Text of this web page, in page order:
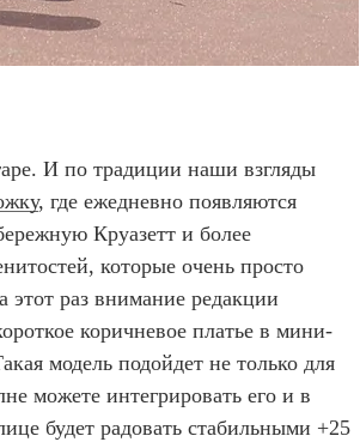
И по традиции наши взгляды
, где ежедневно появляются
Круазетт и более
которые очень просто
этот раз внимание редакции
коричневое платье в мини-
модель подойдет не только для
можете интегрировать его и в
будет радовать стабильными +25